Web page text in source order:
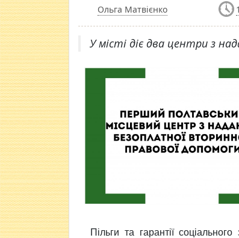
Ольга Матвієнко
У місті діє два центри з
Пільги та гарантії